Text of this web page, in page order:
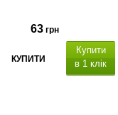
63 грн
КУПИТИ
Купити
в 1 клік